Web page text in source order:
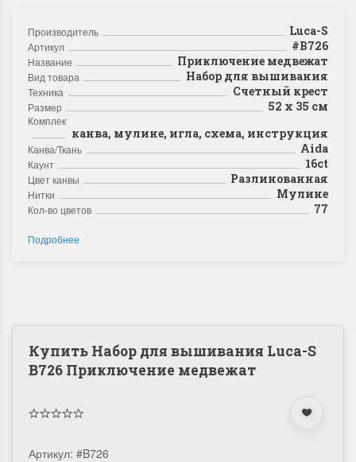
Производитель Luca-S
Артикул #B726
Название Приключение медвежат
Вид товара Набор для вышивания
Техника Счетный крест
Размер 52 х 35 см
Комплектация
канва, мулине, игла, схема, инструкция
Канва/Ткань Aida
Каунт 16ct
Цвет канвы Разлинованная
Нитки Мулине
Кол-во цветов 77
Подробнее
Купить Набор для вышивания Luca-S
B726 Приключение медвежат
Артикул: #B726